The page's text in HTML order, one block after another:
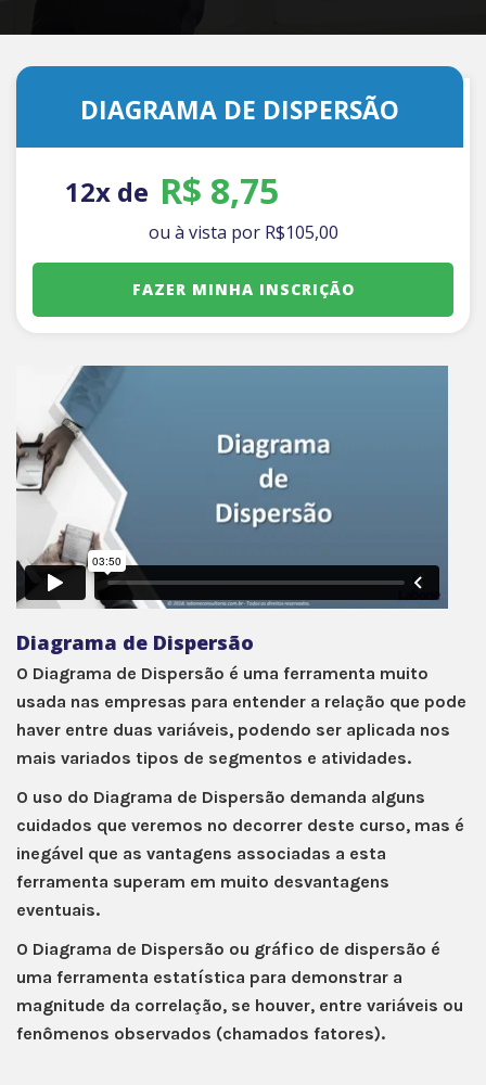
Diagrama de Dispersão
O Diagrama de Dispersão é uma ferramenta muito
usada nas empresas para entender a relação que pode
haver entre duas variáveis, podendo ser aplicada nos
mais variados tipos de segmentos e atividades.
O uso do Diagrama de Dispersão demanda alguns
cuidados que veremos no decorrer deste curso, mas é
inegável que as vantagens associadas a esta
ferramenta superam em muito desvantagens
eventuais.
O Diagrama de Dispersão ou gráfico de dispersão é
uma ferramenta estatística para demonstrar a
magnitude da correlação, se houver, entre variáveis ou
fenômenos observados (chamados fatores).
DIAGRAMA DE DISPERSÃO
12x de R$ 8,75
ou à vista porR$105,00
FAZER MINHA INSCRIÇÃO